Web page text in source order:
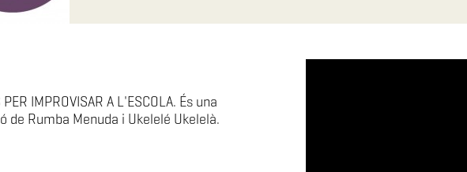
PER IMPROVISAR A L'ESCOLA. És una
de Rumba Menuda i Ukelelé Ukelelà.